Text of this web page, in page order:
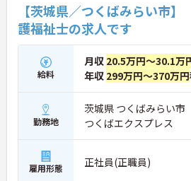
【茨城県／つくばみらい市
護福祉士の求人です
給料
月収 20.5万円～30.1万
年収 299万円～370万円
勤務地
茨城県 つくばみらい市
つくばエクスプレス
雇用形態 正社員(正職員)